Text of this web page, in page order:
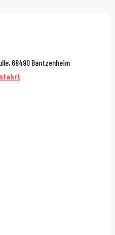
68490 Bantzenheim